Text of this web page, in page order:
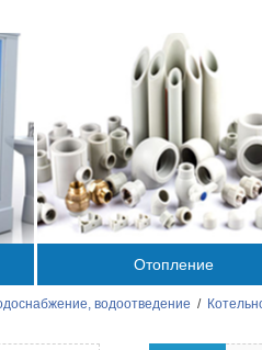
Отопление
водоотведение /